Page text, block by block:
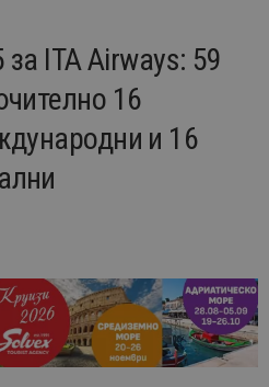
за ITA Airways: 59
16
и 16